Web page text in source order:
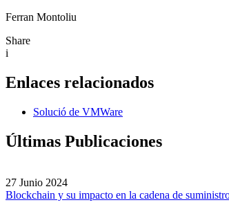
Ferran Montoliu
Share
i
Enlaces relacionados
Solució de VMWare
Últimas Publicaciones
27 Junio 2024
Blockchain y su impacto en la cadena de